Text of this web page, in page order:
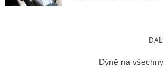
Dýně na